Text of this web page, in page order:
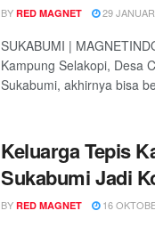
BY RED MAGNET 29
SUKABUMI |
Kampung Selakopi, Desa
Sukabumi, akhirnya bisa
Keluarga Tepis
Sukabumi Jadi
BY RED MAGNET 16